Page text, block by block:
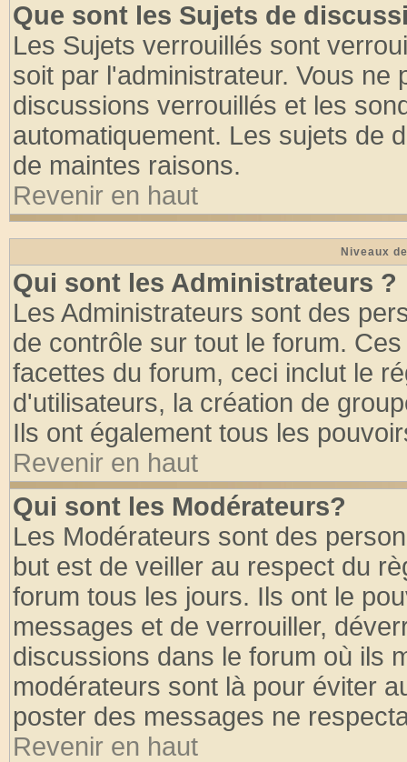
Que sont les Sujets de
Les Sujets verrouillés sont
soit par l'administrateur. Vous
discussions verrouillés et les
automatiquement. Les sujets de
de maintes raisons.
Revenir en haut
Niveaux
Qui sont les Administrateurs ?
Les Administrateurs sont des
de contrôle sur tout le forum.
facettes du forum, ceci inclut le
d'utilisateurs, la création de
Ils ont également tous les
Revenir en haut
Qui sont les Modérateurs?
Les Modérateurs sont des
but est de veiller au respect du
forum tous les jours. Ils ont le
messages et de verrouiller,
discussions dans le forum où ils
modérateurs sont là pour éviter
poster des messages ne
Revenir en haut